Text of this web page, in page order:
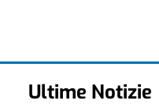
Ultime Notizie